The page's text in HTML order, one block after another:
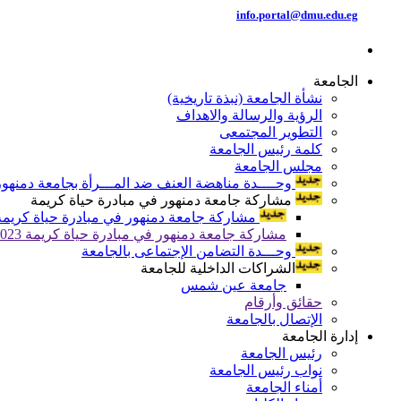
info.portal@dmu.edu.eg
الجامعة
نشأة الجامعة (نبذة تاريخية)
الرؤية والرسالة والاهداف
التطوير المجتمعى
كلمة رئيس الجامعة
مجلس الجامعة
وحــــدة مناهضة العنف ضد المـــرأة بجامعة
مشاركة جامعة دمنهور في مبادرة حياة كريمة
مشاركة جامعة دمنهور في مبادرة حياة كريمة
مشاركة جامعة دمنهور في مبادرة حياة كريمة 2023
وحـــدة التضامن الإجتماعى بالجامعة
الشراكات الداخلية للجامعة
جامعة عين شمس
حقائق وأرقام
الإتصال بالجامعة
إدارة الجامعة
رئيس الجامعة
نواب رئيس الجامعة
أمناء الجامعة